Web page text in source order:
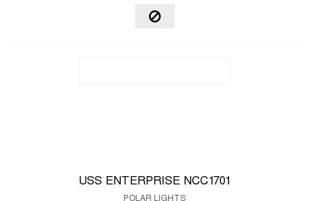
USS ENTERPRISE NCC1701
POLAR LIGHTS